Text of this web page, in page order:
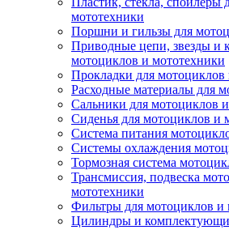
мототехники
Поршни и гильзы для
Приводные цепи, звезды и
мотоциклов и мототехники
Прокладки для мотоциклов
Расходные материалы для
Сальники для мотоциклов
Сиденья для мотоциклов и
Система питания
Системы охлаждения
Тормозная система
Трансмиссия, подвеска
мототехники
Фильтры для мотоциклов и
Цилиндры и